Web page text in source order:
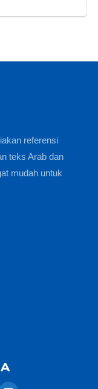
referensi
teks Arab dan
mudah untuk